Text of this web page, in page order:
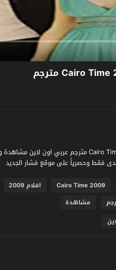
Cairo Time 2009 افلام 2009
مشاهدة